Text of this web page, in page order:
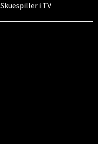
Skuespiller i TV